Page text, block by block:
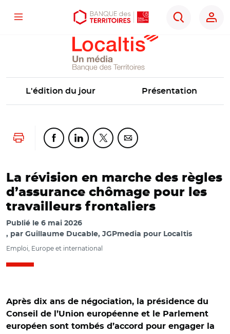
Aller
Aller
Ouvrir
d'accessibilité
Menu
Rechercher
Localtis
L'édition du jour Présentation
Lancer l'impressionPartager cette page sur Facebook
Partager cette page sur Linkedin
Partager cette page sur Twitter
Partager cette page sur
La révision en marche des règles
d’assurance chômage pour les
travailleurs frontaliers
Publié le 6 mai 2026
par Guillaume Ducable, JGPmedia pour Localtis
Emploi, Europe et international
Après dix ans de négociation, la présidence du
Conseil de l’Union européenne et le Parlement
européen sont tombés d’accord pour engager la